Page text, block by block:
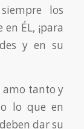
los
ÉL, ¡para
y en su
amo tanto y
lo que en
dar su